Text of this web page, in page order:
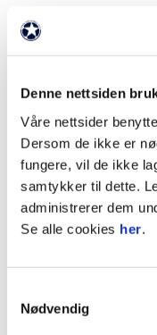
Denne nettsiden
Våre nettsider
Dersom de ikke er
fungere, vil de ikke
samtykker til dette.
administrerer dem
Se alle cookies her.
Nødvendig
SISTE NYHETER
01. juni 2026
ØKTE INNTEKTER OG